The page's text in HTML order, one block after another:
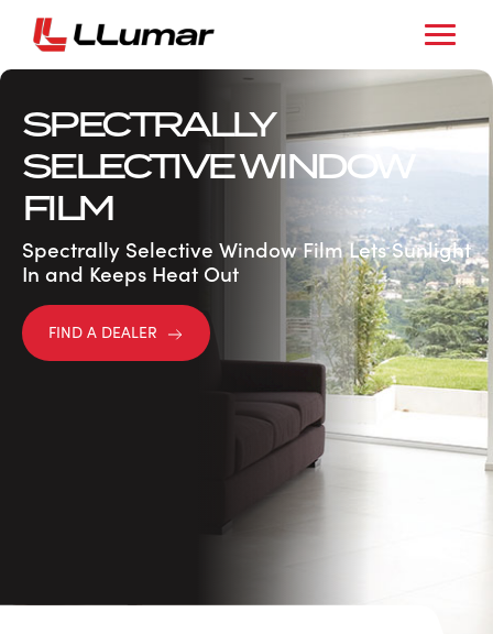
SPECTRALLY
SELECTIVE WINDOW
FILM
Spectrally Selective Window Film Lets Sunlight
In and Keeps Heat Out
FIND A DEALER